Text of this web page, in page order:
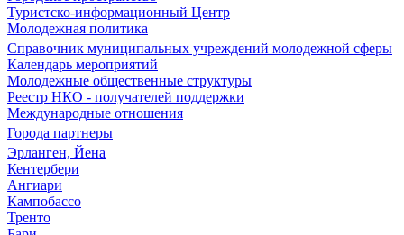
Туристско-информационный Центр
Молодежная политика
Справочник муниципальных учреждений молодежной сферы
Календарь мероприятий
Молодежные общественные структуры
Реестр НКО - получателей поддержки
Международные отношения
Города партнеры
Эрланген, Йена
Кентербери
Ангиари
Кампобассо
Тренто